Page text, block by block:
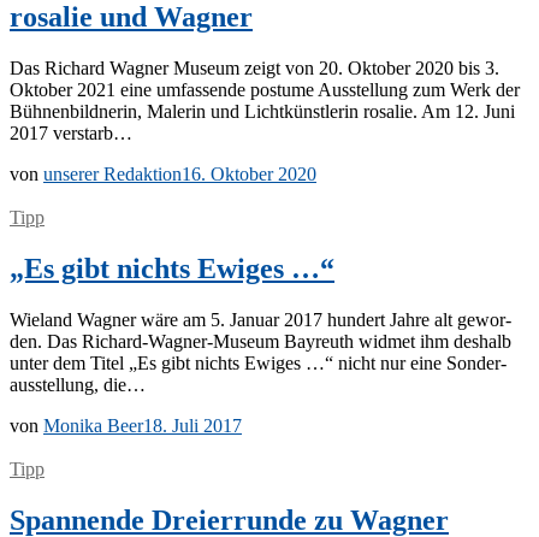
rosalie und Wagner
Das Ri­chard Wag­ner Mu­se­um zeigt von 20. Ok­to­ber 2020 bis 3.
Ok­to­ber 2021 eine um­fas­sen­de pos­tu­me Aus­stel­lung zum Werk der
Büh­nen­bild­ne­rin, Ma­le­rin und Licht­künst­le­rin ro­sa­lie. Am 12. Juni
2017 verstarb…
von unserer Redaktion16. Oktober 2020
Tipp
„Es gibt nichts Ewiges …“
Wie­land Wag­ner wäre am 5. Ja­nu­ar 2017 hun­dert Jah­re alt ge­wor­
den. Das Ri­­chard-Wa­g­­ner-Mu­­se­um Bay­reuth wid­met ihm des­halb
un­ter dem Ti­tel „Es gibt nichts Ewi­ges …“ nicht nur eine Son­der­
aus­stel­lung, die…
von Monika Beer18. Juli 2017
Tipp
Spannende Dreierrunde zu Wagner